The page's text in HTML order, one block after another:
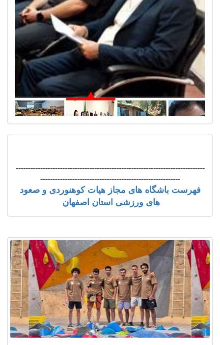
-----------------------------------------------------------------------------
---------------------------------------------------------
فهرست باشگاه های مجاز هیات کوهنوردی و صعود
های ورزشی استان اصفهان